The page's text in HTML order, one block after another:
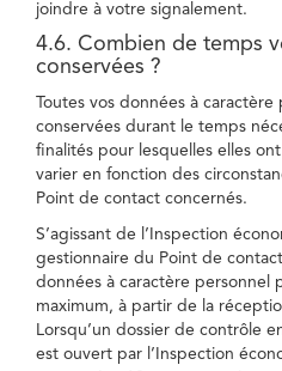
joindre à votre signalement.
4.6. Combien de temps
conservées ?
Toutes vos données à
conservées durant le temps
finalités pour lesquelles elles
varier en fonction des
Point de contact concernés.
S’agissant de l’Inspection
gestionnaire du Point de
données à caractère personnel
maximum, à partir de la
Lorsqu’un dossier de contrôle
est ouvert par l’Inspection